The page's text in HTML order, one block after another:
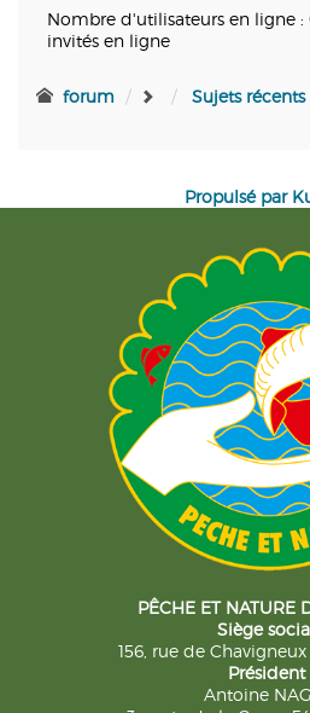
Nombre d'utilisateurs en ligne :
invités en ligne
forum Sujets récents
Propulsé par
PÊCHE ET NATURE
Siège
156, rue de Chavigneux
Président
Antoine